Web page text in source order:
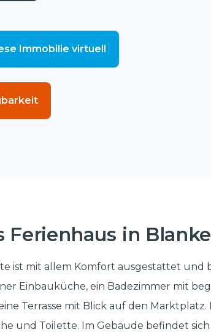
Immobilie virtuell
Ferienhaus in
ist mit allem Komfort ausgestattet
Einbauküche, ein Badezimmer mit
Terrasse mit Blick auf den
und Toilette. Im Gebäude befindet